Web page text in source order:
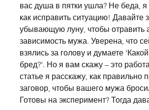
вас душа в пятки ушла? Не беда, я
как исправить ситуацию! Давайте
убывающую луну, чтобы отравить
зависимость мужа. Уверена, что
взялись за голову и думаете
бред?'. Но я вам скажу – это
статье я расскажу, как правильно
заговор, чтобы вашего мужа
Готовы на эксперимент? Тогда